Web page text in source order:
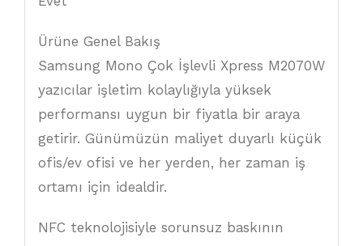
Ürüne Genel Bakış
Samsung Mono Çok İşlevli Xpress M2070W
yazıcılar işletim kolaylığıyla yüksek
performansı uygun bir fiyatla bir araya
getirir. Günümüzün maliyet duyarlı küçük
ofis/ev ofisi ve her yerden, her zaman iş
ortamı için idealdir.
NFC teknolojisiyle sorunsuz baskının